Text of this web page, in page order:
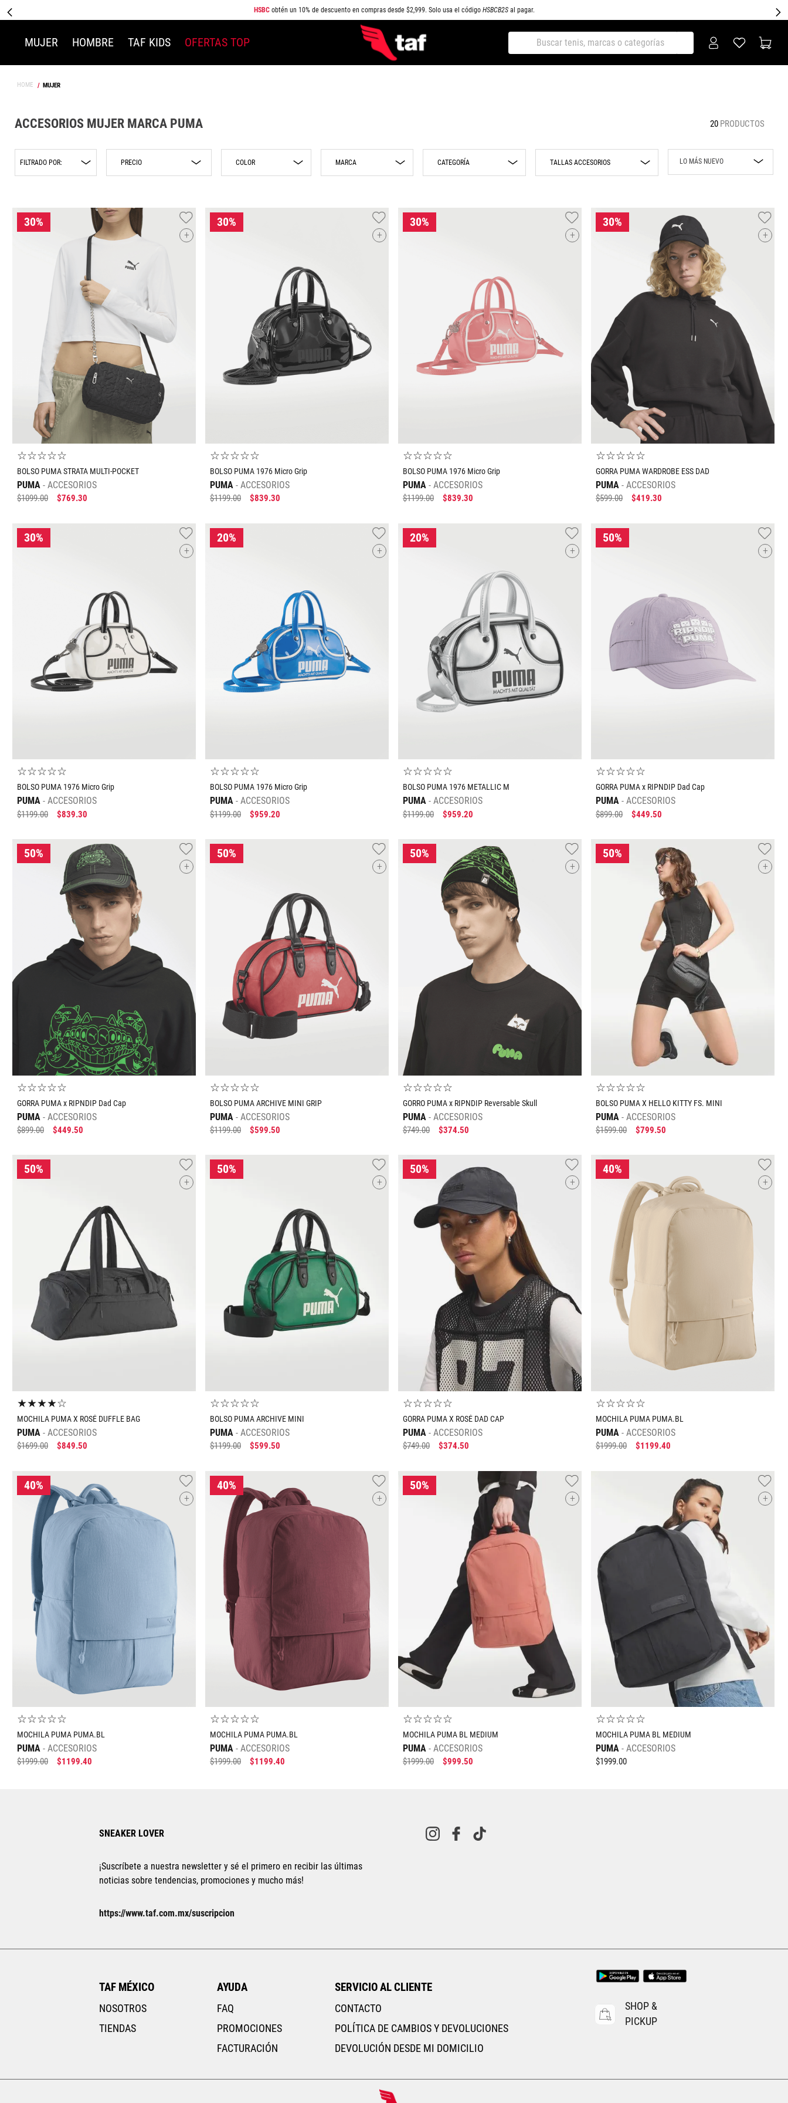
HSBCobtén un 10% de descuento en compras desde $2,999. Solo usa el código HSBCB2Sal pagar.
MUJER HOMBRE TAF KIDS OFERTAS TOP Buscar tenis, marcas o categorías
MUJER
ACCESORIOS MUJER MARCA PUMA 20 PRODUCTOS
FILTRADO POR: CATEGORÍA
COLOR
Beige
Blanco
Rosa
Verde
MARCA
New Era Cap
TALLAS ACCESORIOS LO MÁS NUEVO
Rebajas
Precio mayor a
menor
Precio menor a
mayor
+
Tallas Accesorios
AGREGAR AL CARRITO
☆☆☆☆☆
BOLSO PUMA STRATA MULTI-POCKET
PUMA ACCESORIOS
$1099.00 $769.30
+
Tallas Accesorios
AGREGAR AL CARRITO
☆☆☆☆☆
BOLSO PUMA 1976 Micro Grip
PUMA ACCESORIOS
$1199.00 $839.30
+
Tallas Accesorios
AGREGAR AL CARRITO
☆☆☆☆☆
BOLSO PUMA 1976 Micro Grip
PUMA ACCESORIOS
$1199.00 $839.30
+
Tallas Accesorios
UNI
AGREGAR AL CARRITO
☆☆☆☆☆
GORRA PUMA WARDROBE ESS DAD
PUMA ACCESORIOS
$599.00 $419.30
+
Tallas Accesorios
UNI
☆☆☆☆☆
BOLSO PUMA 1976 Micro Grip
PUMA ACCESORIOS
$1199.00 $839.30
+
Tallas Accesorios
AGREGAR AL CARRITO
☆☆☆☆☆
BOLSO PUMA 1976 Micro Grip
PUMA ACCESORIOS
$1199.00 $959.20
+
Tallas Accesorios
AGREGAR AL CARRITO
☆☆☆☆☆
BOLSO PUMA 1976 METALLIC M
PUMA ACCESORIOS
$1199.00 $959.20
+
Tallas Accesorios
AGREGAR AL CARRITO
☆☆☆☆☆
GORRA PUMA x RIPNDIP Dad Cap
PUMA ACCESORIOS
$899.00 $449.50
+
Tallas Accesorios
AGREGAR AL CARRITO
☆☆☆☆☆
GORRA PUMA x RIPNDIP Dad Cap
PUMA ACCESORIOS
$899.00 $449.50
+
Tallas Accesorios
AGREGAR AL CARRITO
☆☆☆☆☆
BOLSO PUMA ARCHIVE MINI GRIP
PUMA ACCESORIOS
$1199.00 $599.50
+
Tallas Accesorios
AGREGAR AL CARRITO
☆☆☆☆☆
GORRO PUMA x RIPNDIP Reversable Skull
PUMA ACCESORIOS
$749.00 $374.50
+
Tallas Accesorios
UNI
AGREGAR AL CARRITO
☆☆☆☆☆
BOLSO PUMA X HELLO KITTY FS. MINI
PUMA ACCESORIOS
$1599.00 $799.50
+
UNI
AGREGAR AL CARRITO
★★★★☆
MOCHILA PUMA X ROSÉ DUFFLE BAG
PUMA ACCESORIOS
$1699.00 $849.50
+
Tallas Accesorios
UNI
AGREGAR AL CARRITO
☆☆☆☆☆
BOLSO PUMA ARCHIVE MINI
PUMA ACCESORIOS
$1199.00 $599.50
+
Tallas Accesorios
AGREGAR AL CARRITO
☆☆☆☆☆
GORRA PUMA X ROSÉ DAD CAP
PUMA ACCESORIOS
$749.00 $374.50
+
Tallas Accesorios
AGREGAR AL CARRITO
☆☆☆☆☆
MOCHILA PUMA PUMA.BL
PUMA ACCESORIOS
$1999.00 $1199.40
+
☆☆☆☆☆
MOCHILA PUMA PUMA.BL
PUMA ACCESORIOS
$1999.00 $1199.40
+
UNI
☆☆☆☆☆
MOCHILA PUMA PUMA.BL
PUMA ACCESORIOS
$1999.00 $1199.40
+
☆☆☆☆☆
MOCHILA PUMA BL MEDIUM
PUMA ACCESORIOS
$1999.00 $999.50
+
☆☆☆☆☆
MOCHILA PUMA BL MEDIUM
PUMA ACCESORIOS
$1999.00
SNEAKER LOVER
¡Suscríbete a nuestra newsletter y sé el primero en recibir las últimas
noticias sobre tendencias, promociones y mucho más!
https://www.taf.com.mx/suscripcion
TAF MÉXICO
NOSOTROS
TIENDAS
AYUDA
FAQ
PROMOCIONES
FACTURACIÓN
SERVICIO AL CLIENTE
CONTACTO
POLÍTICA DE CAMBIOS Y DEVOLUCIONES
DEVOLUCIÓN DESDE MI DOMICILIO
SHOP &
PICKUP
TÉRMINOS MÁS BUSCADOS
SPEEDCAT
7. SPEZIAL